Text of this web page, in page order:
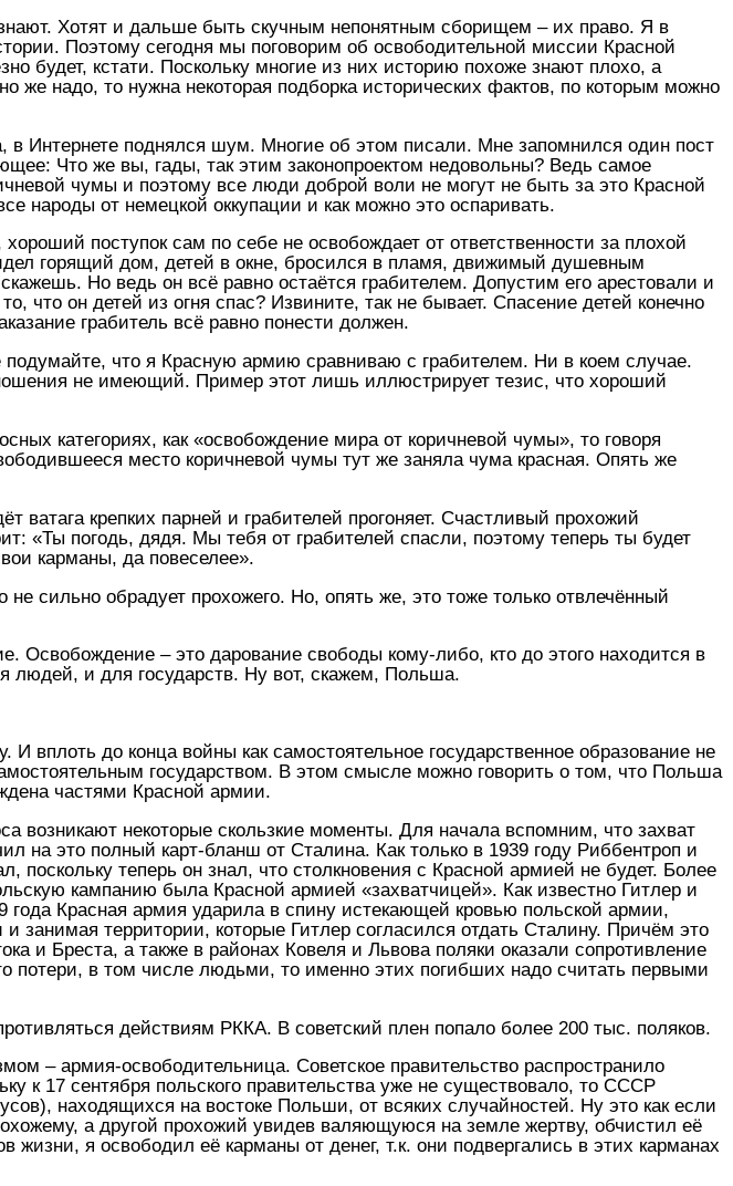
Хотят и дальше быть скучным непонятным сборищем – их право. Я в
Поэтому сегодня мы поговорим об освободительной миссии Красной
будет, кстати. Поскольку многие из них историю похоже знают плохо, а
же надо, то нужна некоторая подборка исторических фактов, по которым можно
в Интернете поднялся шум. Многие об этом писали. Мне запомнился один пост
Что же вы, гады, так этим законопроектом недовольны? Ведь самое
чумы и поэтому все люди доброй воли не могут не быть за это Красной
народы от немецкой оккупации и как можно это оспаривать.
поступок сам по себе не освобождает от ответственности за плохой
горящий дом, детей в окне, бросился в пламя, движимый душевным
Но ведь он всё равно остаётся грабителем. Допустим его арестовали и
что он детей из огня спас? Извините, так не бывает. Спасение детей конечно
грабитель всё равно понести должен.
подумайте, что я Красную армию сравниваю с грабителем. Ни в коем случае.
не имеющий. Пример этот лишь иллюстрирует тезис, что хороший
категориях, как «освобождение мира от коричневой чумы», то говоря
место коричневой чумы тут же заняла чума красная. Опять же
крепких парней и грабителей прогоняет. Счастливый прохожий
«Ты погодь, дядя. Мы тебя от грабителей спасли, поэтому теперь ты будет
карманы, да повеселее».
не сильно обрадует прохожего. Но, опять же, это тоже только отвлечённый
Освобождение – это дарование свободы кому-либо, кто до этого находится в
людей, и для государств. Ну вот, скажем, Польша.
вплоть до конца войны как самостоятельное государственное образование не
государством. В этом смысле можно говорить о том, что Польша
частями Красной армии.
возникают некоторые скользкие моменты. Для начала вспомним, что захват
на это полный карт-бланш от Сталина. Как только в 1939 году Риббентроп и
поскольку теперь он знал, что столкновения с Красной армией не будет. Более
кампанию была Красной армией «захватчицей». Как известно Гитлер и
Красная армия ударила в спину истекающей кровью польской армии,
занимая территории, которые Гитлер согласился отдать Сталину. Причём это
и Бреста, а также в районах Ковеля и Львова поляки оказали сопротивление
потери, в том числе людьми, то именно этих погибших надо считать первыми
действиям РККА. В советский плен попало более 200 тыс. поляков.
– армия-освободительница. Советское правительство распространило
к 17 сентября польского правительства уже не существовало, то СССР
находящихся на востоке Польши, от всяких случайностей. Ну это как если
а другой прохожий увидев валяющуюся на земле жертву, обчистил её
жизни, я освободил её карманы от денег, т.к. они подвергались в этих карманах